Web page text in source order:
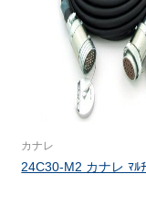
カナレ
24C30-M2 カナレ ﾏﾙ